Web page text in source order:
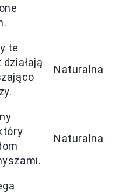
te
Naturalna
Naturalna